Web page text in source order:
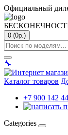
Официальный
0 (0р.)
🔧
Каталог товаров
+7 900 142
Categories